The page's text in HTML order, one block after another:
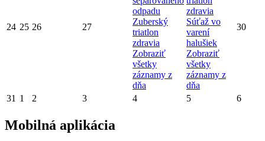
24 25 26 27
odpadu
Zuberský
triatlon
zdravia
Zobraziť
všetky
záznamy z
dňa
zdravia
Súťaž vo
varení
halušiek
Zobraziť
všetky
záznamy z
dňa
30
31 1 2 3 4 5 6
Mobilná aplikácia